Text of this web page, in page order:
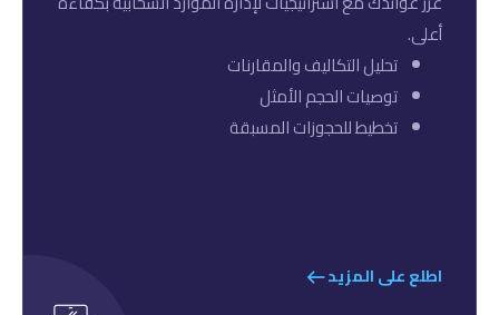
أعلى.
تحليل التكاليف والمقارنات
توصيات الحجم الأمثل
تخطيط للحجوزات المسبقة
اطلع على المزيد